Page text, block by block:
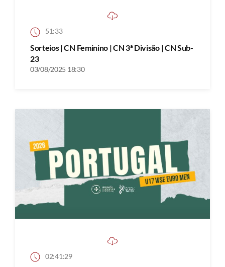
51:33
Sorteios | CN Feminino | CN 3ª Divisão | CN Sub-
23
03/08/2025 18:30
02:41:29